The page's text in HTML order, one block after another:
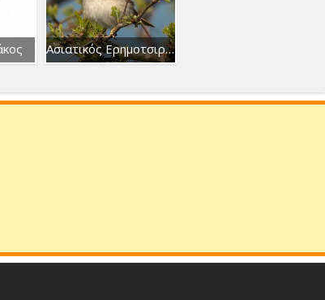
Ασιατικός Ερημοτσιροβάκος